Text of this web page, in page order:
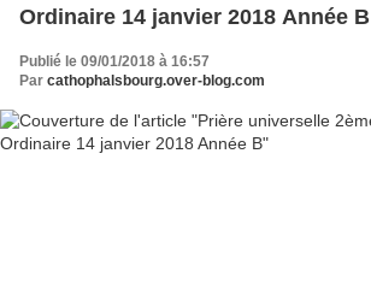
Ordinaire 14 janvier 2018 Année B
Publié le 09/01/2018 à 16:57
Par cathophalsbourg.over-blog.com